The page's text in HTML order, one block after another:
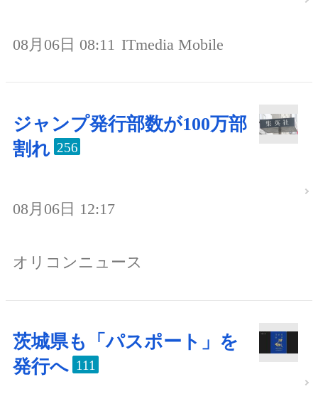
08月06日 08:11 ITmedia Mobile
ジャンプ発行部数が100万部
割れ 256
08月06日 12:17
オリコンニュース
茨城県も「パスポート」を
発行へ 111